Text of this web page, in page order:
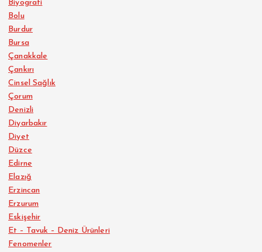
Biyografi
Bolu
Burdur
Bursa
Çanakkale
Çankırı
Cinsel Sağlık
Çorum
Denizli
Diyarbakır
Diyet
Düzce
Edirne
Elazığ
Erzincan
Erzurum
Eskişehir
Et – Tavuk – Deniz Ürünleri
Fenomenler